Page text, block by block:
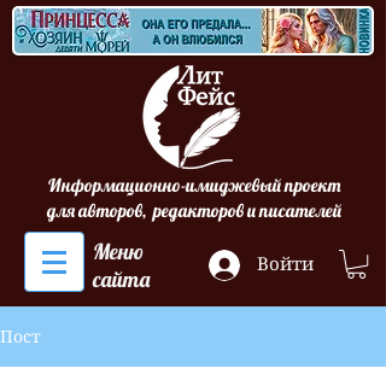
Информационно-имиджевый проект
для авторов, редакторов и писателей
Меню
сайта
Войти
Пост